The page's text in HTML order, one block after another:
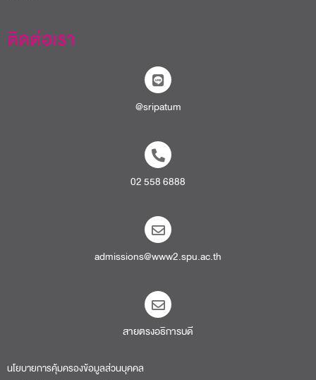
ติดต่อเรา
@sripatum
02 558 6888
admissions@www2.spu.ac.th
สายตรงอธิการบดี​
นโยบายการคุ้มครองข้อมูลส่วนบุคคล